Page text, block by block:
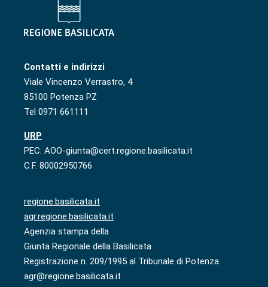
Contatti e indirizzi
Viale Vincenzo Verrastro, 4
85100 Potenza PZ
Tel 0971 661111
URP
PEC: AOO-giunta@cert.regione.basilicata.it
C.F. 80002950766
regione.basilicata.it
agr.regione.basilicata.it
Agenzia stampa della
Giunta Regionale della Basilicata
Registrazione n. 209/1995 al Tribunale di Potenza
agr@regione.basilicata.it